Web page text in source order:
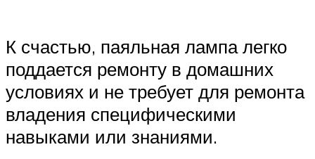
К счастью, паяльная лампа легко
поддается ремонту в домашних
условиях и не требует для ремонта
владения специфическими
навыками или знаниями.